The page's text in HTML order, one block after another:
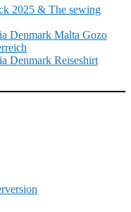
2025 & The sewing
Denmark Malta Gozo
Denmark Reiseshirt